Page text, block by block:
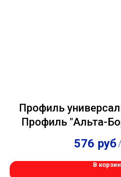
Профиль
Профиль "Альта-
3,00м
576 руб/
В